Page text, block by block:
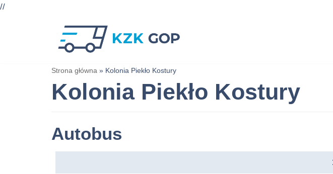
//
Strona główna » Kolonia Piekło Kostury
Kolonia Piekło Kostury
Autobus